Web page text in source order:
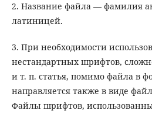
2. Название файла — фамилия
латиницей.
3. При необходимости
нестандартных шрифтов,
и т. п. статья, помимо файла в
направляется также в виде
Файлы шрифтов,